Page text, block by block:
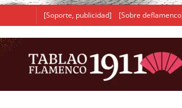
[Soporte, publicidad] [Sobre